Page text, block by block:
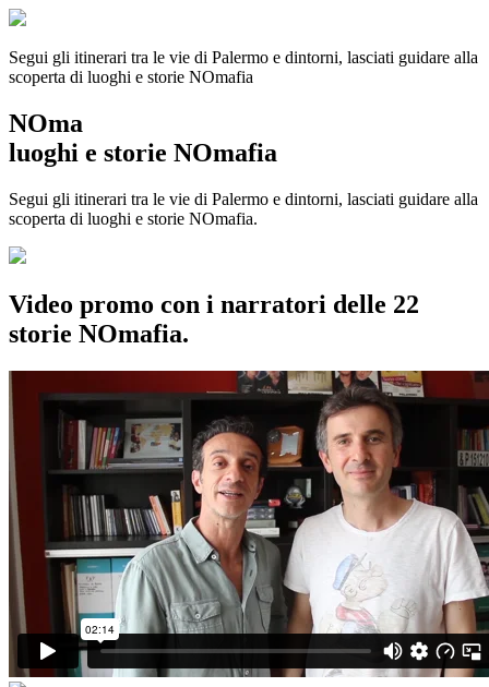
Segui gli itinerari tra le vie di Palermo e dintorni, lasciati guidare alla
scoperta di luoghi e storie NOmafia
NOma
luoghi e storie NOmafia
Segui gli itinerari tra le vie di Palermo e dintorni, lasciati guidare alla
scoperta di luoghi e storie NOmafia.
Video promo con i narratori delle 22
storie NOmafia.